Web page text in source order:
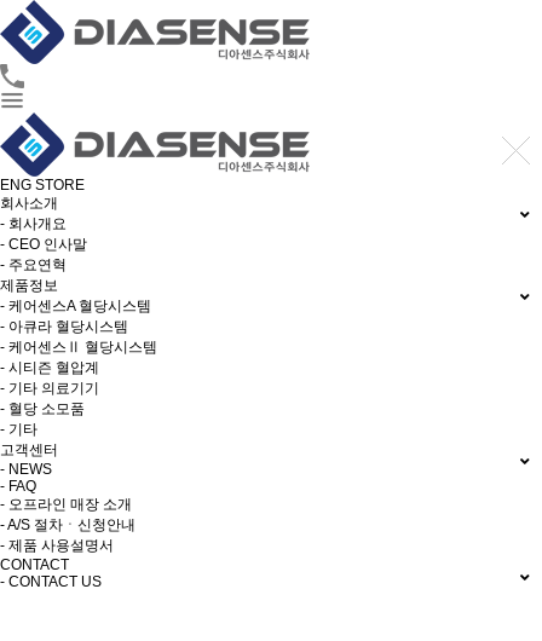
ENG STORE
회사소개
- 회사개요
- CEO 인사말
- 주요연혁
제품정보
- 케어센스A 혈당시스템
- 아큐라 혈당시스템
- 케어센스Ⅱ 혈당시스템
- 시티즌 혈압계
- 기타 의료기기
- 혈당 소모품
- 기타
고객센터
- NEWS
- FAQ
- 오프라인 매장 소개
- A/S 절차ㆍ신청안내
- 제품 사용설명서
CONTACT
- CONTACT US